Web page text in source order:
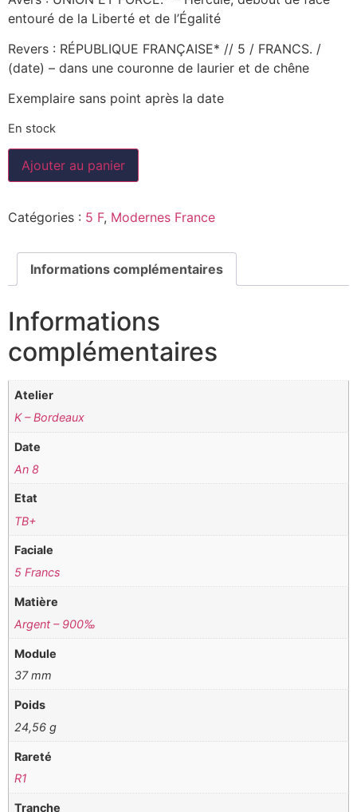
entouré de la Liberté et de l’Égalité
Revers : RÉPUBLIQUE FRANÇAISE* // 5 / FRANCS. /
(date) – dans une couronne de laurier et de chêne
Exemplaire sans point après la date
En stock
Ajouter au panier
Catégories : 5 F, Modernes France
Informations complémentaires
Informations
complémentaires
Atelier
K – Bordeaux
Date
An 8
Etat
TB+
Faciale
5 Francs
Matière
Argent – 900‰
Module
37 mm
Poids
24,56 g
Rareté
R1
Tranche